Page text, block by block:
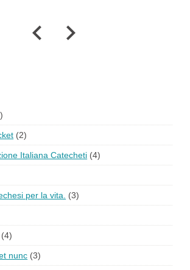
(2)
Italiana Catecheti (4)
per la vita. (3)
(4)
nunc (3)